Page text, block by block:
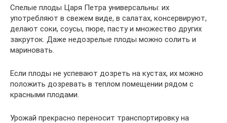
Спелые плоды Царя Петра универсальны: их
употребляют в свежем виде, в салатах, консервируют,
делают соки, соусы, пюре, пасту и множество других
закруток. Даже недозрелые плоды можно солить и
мариновать.
Если плоды не успевают дозреть на кустах, их можно
положить дозревать в теплом помещении рядом с
красными плодами.
Урожай прекрасно переносит транспортировку на